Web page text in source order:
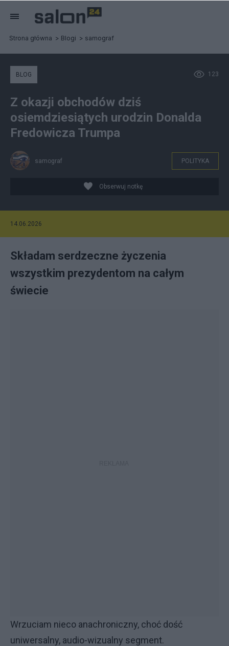
Strona główna Blogi samograf
123
BLOG
Z okazji obchodów dziś
osiemdziesiątych urodzin Donalda
Fredowicza Trumpa
samograf POLITYKA
Obserwuj notkę
14.06.2026
Składam serdzeczne życzenia
wszystkim prezydentom na całym
świecie
Wrzuciam nieco anachroniczny, choć dość
uniwersalny, audio-wizualny segment.